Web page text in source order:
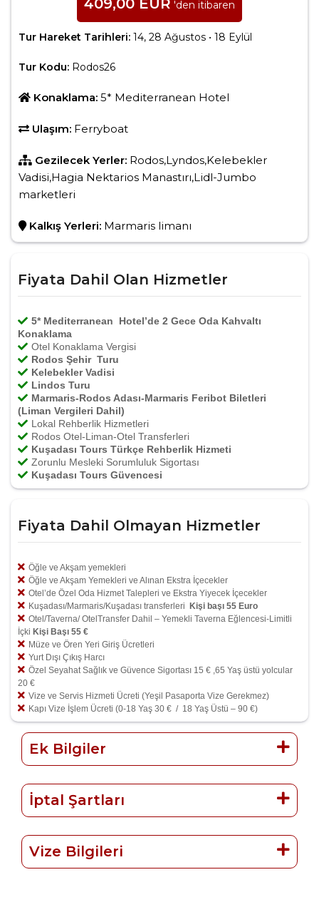
409,00 EUR 'den itibaren
Tur Hareket Tarihleri: 14, 28 Ağustos • 18 Eylül
Tur Kodu: Rodos26
Konaklama: 5* Mediterranean Hotel
Ulaşım: Ferryboat
Gezilecek Yerler: Rodos,Lyndos,Kelebekler
Vadisi,Hagia Nektarios Manastırı,Lidl-Jumbo
marketleri
Kalkış Yerleri: Marmaris limanı
Fiyata Dahil Olan Hizmetler
5* Mediterranean Hotel’de 2 Gece Oda Kahvaltı
Konaklama
Otel Konaklama Vergisi
Rodos Şehir Turu
Kelebekler Vadisi
Lindos Turu
Marmaris-Rodos Adası-Marmaris Feribot Biletleri
(Liman Vergileri Dahil)
Lokal Rehberlik Hizmetleri
Rodos Otel-Liman-Otel Transferleri
Kuşadası Tours Türkçe Rehberlik Hizmeti
Zorunlu Mesleki Sorumluluk Sigortası
Kuşadası Tours Güvencesi
Fiyata Dahil Olmayan Hizmetler
Öğle ve Akşam yemekleri
Öğle ve Akşam Yemekleri ve Alınan Ekstra İçecekler
Otel’de Özel Oda Hizmet Talepleri ve Ekstra Yiyecek İçecekler
Kuşadası/Marmaris/Kuşadası transferleri
Kişi başı 55 Euro
Otel/Taverna/ OtelTransfer Dahil – Yemekli Taverna Eğlencesi-Limitli
İçki Kişi Başı 55 €
Müze ve Ören Yeri Giriş Ücretleri
Yurt Dışı Çıkış Harcı
Özel Seyahat Sağlık ve Güvence Sigortası 15 € ,65 Yaş üstü yolcular
20 €
Vize ve Servis Hizmeti Ücreti (Yeşil Pasaporta Vize Gerekmez)
​Kapı Vize İşlem Ücreti (0-18 Yaş 30 € / 18 Yaş Üstü – 90 €)
Ek Bilgiler
İptal Şartları
Vize Bilgileri